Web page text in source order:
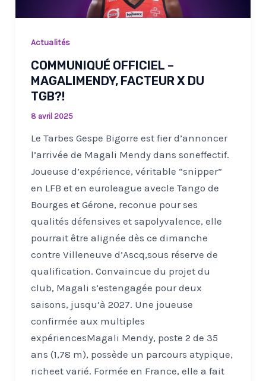
Actualités
COMMUNIQUÉ OFFICIEL –
MAGALIMENDY, FACTEUR X DU
TGB?!
8 avril 2025
Le Tarbes Gespe Bigorre est fier d’annoncer
l’arrivée de Magali Mendy dans soneffectif.
Joueuse d’expérience, véritable “snipper”
en LFB et en euroleague avecle Tango de
Bourges et Gérone, reconue pour ses
qualités défensives et sapolyvalence, elle
pourrait être alignée dès ce dimanche
contre Villeneuve d’Ascq,sous réserve de
qualification. Convaincue du projet du
club, Magali s’estengagée pour deux
saisons, jusqu’à 2027. Une joueuse
confirmée aux multiples
expériencesMagali Mendy, poste 2 de 35
ans (1,78 m), possède un parcours atypique,
richeet varié. Formée en France, elle a fait